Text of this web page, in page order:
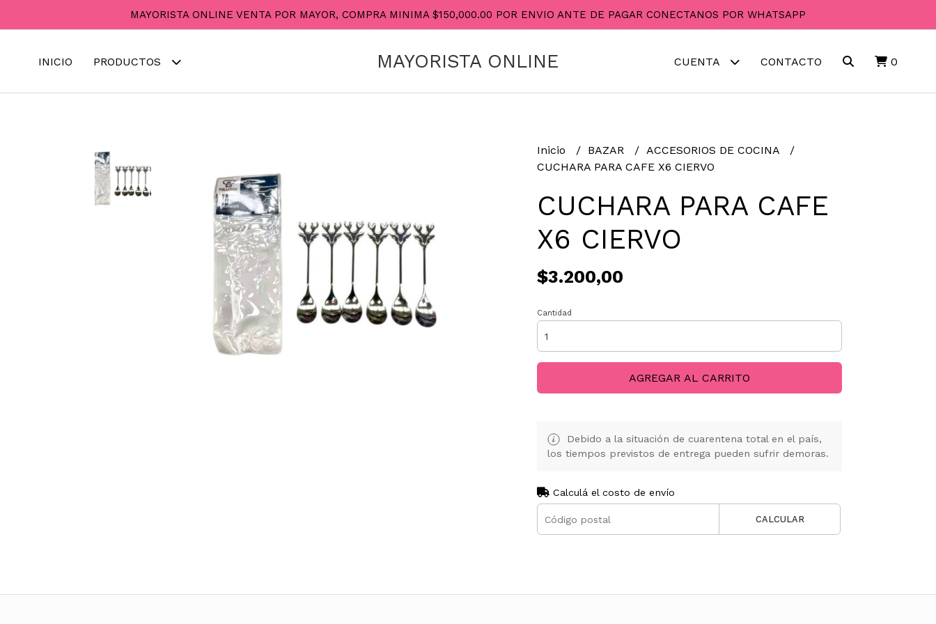
MAYORISTA ONLINE VENTA POR MAYOR, COMPRA MINIMA $150,000.00 POR ENVIO ANTE DE PAGAR CONECTANOS POR WHATSAPP
INICIO PRODUCTOS MAYORISTA ONLINE CUENTA CONTACTO 0
Inicio BAZAR
ACCESORIOS DE COCINA
CUCHARA PARA CAFE X6 CIERVO
CUCHARA PARA CAFE
X6 CIERVO
$3.200,00
Cantidad
AGREGAR AL CARRITO
Debido a la situación de cuarentena total en el país,
los tiempos previstos de entrega pueden sufrir demoras.
Calculá el costo de envío
CALCULAR